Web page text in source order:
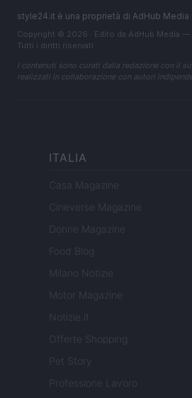
style24.it è una proprietà di AdHub Media
Copyright © 2026 · Edito da AdHub Media —
Tutti i diritti riservati
I contenuti sono curati dalla redazione con il
realizzati in collaborazione con autori
ITALIA
Casa Magazine
Cineverse Magazine
Donne Magazine
Food Blog
Milano Notizie
Motor Magazine
Notizie.it
Offerte Shopping
Pet Story
Professione Lavoro